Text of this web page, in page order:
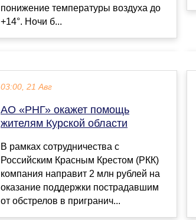
понижение температуры воздуха до
+14°. Ночи б...
03:00, 21 Авг
АО «РНГ» окажет помощь
жителям Курской области
В рамках сотрудничества с
Российским Красным Крестом (РКК)
компания направит 2 млн рублей на
оказание поддержки пострадавшим
от обстрелов в пригранич...